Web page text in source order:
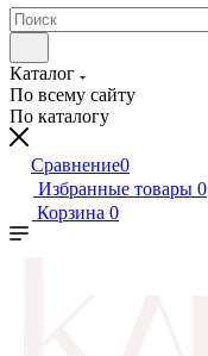
Каталог
По всему сайту
По каталогу
Сравнение0
Избранные товары 0
Корзина 0